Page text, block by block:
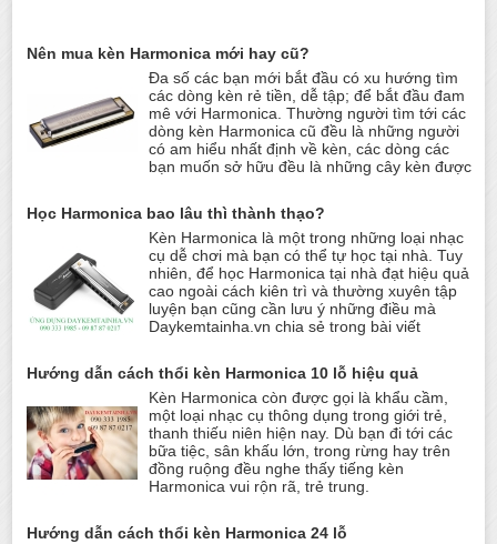
Nên mua kèn Harmonica mới hay cũ?
Đa số các bạn mới bắt đầu có xu hướng tìm
các dòng kèn rẻ tiền, dễ tập; để bắt đầu đam
mê với Harmonica. Thường người tìm tới các
dòng kèn Harmonica cũ đều là những người
có am hiểu nhất định về kèn, các dòng các
bạn muốn sở hữu đều là những cây kèn được
Học Harmonica bao lâu thì thành thạo?
Kèn Harmonica là một trong những loại nhạc
cụ dễ chơi mà bạn có thể tự học tại nhà. Tuy
nhiên, để học Harmonica tại nhà đạt hiệu quả
cao ngoài cách kiên trì và thường xuyên tập
luyện bạn cũng cần lưu ý những điều mà
Daykemtainha.vn chia sẻ trong bài viết
Hướng dẫn cách thổi kèn Harmonica 10 lỗ hiệu quả
Kèn Harmonica còn được gọi là khẩu cầm,
một loại nhạc cụ thông dụng trong giới trẻ,
thanh thiếu niên hiện nay. Dù bạn đi tới các
bữa tiệc, sân khấu lớn, trong rừng hay trên
đồng ruộng đều nghe thấy tiếng kèn
Harmonica vui rộn rã, trẻ trung.
Hướng dẫn cách thổi kèn Harmonica 24 lỗ